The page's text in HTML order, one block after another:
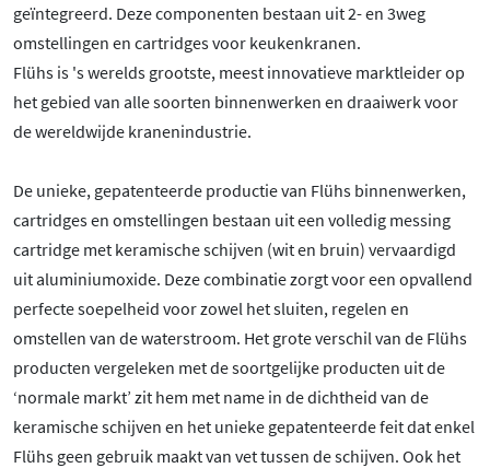
geïntegreerd. Deze componenten bestaan uit 2- en 3weg
omstellingen en cartridges voor keukenkranen.
Flühs is 's werelds grootste, meest innovatieve marktleider op
het gebied van alle soorten binnenwerken en draaiwerk voor
de wereldwijde kranenindustrie.
De unieke, gepatenteerde productie van Flühs binnenwerken,
cartridges en omstellingen bestaan uit een volledig messing
cartridge met keramische schijven (wit en bruin) vervaardigd
uit aluminiumoxide. Deze combinatie zorgt voor een opvallend
perfecte soepelheid voor zowel het sluiten, regelen en
omstellen van de waterstroom. Het grote verschil van de Flühs
producten vergeleken met de soortgelijke producten uit de
‘normale markt’ zit hem met name in de dichtheid van de
keramische schijven en het unieke gepatenteerde feit dat enkel
Flühs geen gebruik maakt van vet tussen de schijven. Ook het